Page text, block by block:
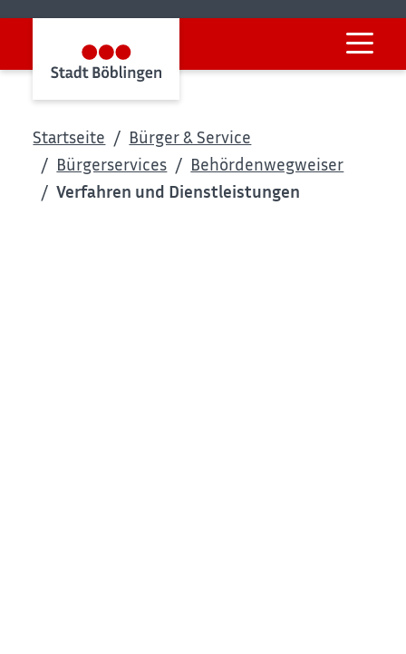
Startseite
Bürger & Service
Bürgerservices
Behördenwegweiser
Verfahren und Dienstleistungen